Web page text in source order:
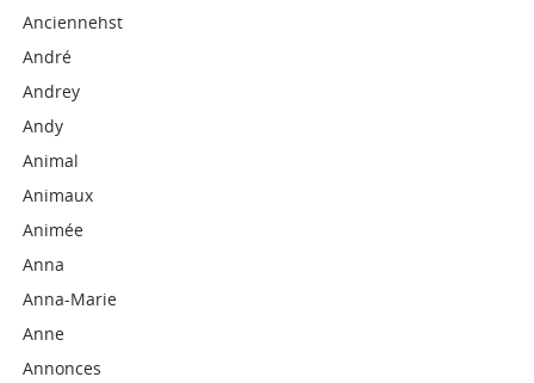
Anciennehst
André
Andrey
Andy
Animal
Animaux
Animée
Anna
Anna-Marie
Anne
Annonces